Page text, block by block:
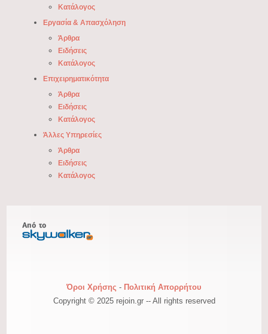
Κατάλογος
Εργασία & Απασχόληση
Άρθρα
Ειδήσεις
Κατάλογος
Επιχειρηματικότητα
Άρθρα
Ειδήσεις
Κατάλογος
Άλλες Υπηρεσίες
Άρθρα
Ειδήσεις
Κατάλογος
Όροι Χρήσης - Πολιτική Απορρήτου
Copyright © 2025 rejoin.gr -- All rights reserved